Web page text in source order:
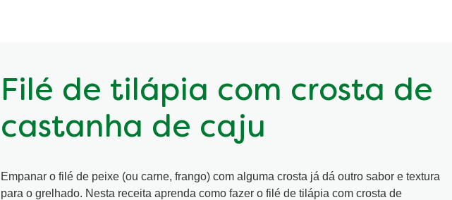
Filé de tilápia com crosta de
castanha de caju
Empanar o filé de peixe (ou carne, frango) com alguma crosta já dá outro sabor e textura
para o grelhado. Nesta receita aprenda como fazer o filé de tilápia com crosta de